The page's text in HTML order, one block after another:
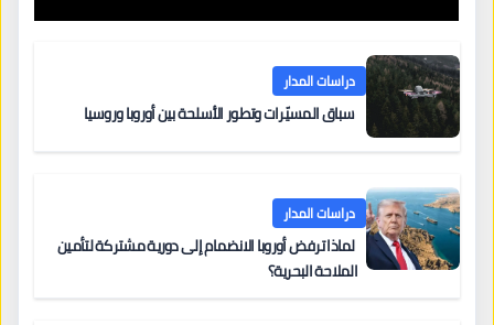
دراسات المدار
سباق المسيّرات وتطور الأسلحة بين أوروبا وروسيا
دراسات المدار
لماذا ترفض أوروبا الانضمام إلى دورية مشتركة لتأمين
الملاحة البحرية؟